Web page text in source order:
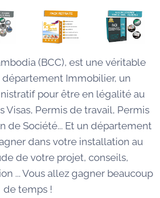
(BCC), est une véritable
Immobilier, un
pour être en légalité au
Visas, Permis de travail, Permis
de Société... Et un département
dans votre installation au
de votre projet, conseils,
... Vous allez gagner beaucoup
de temps !